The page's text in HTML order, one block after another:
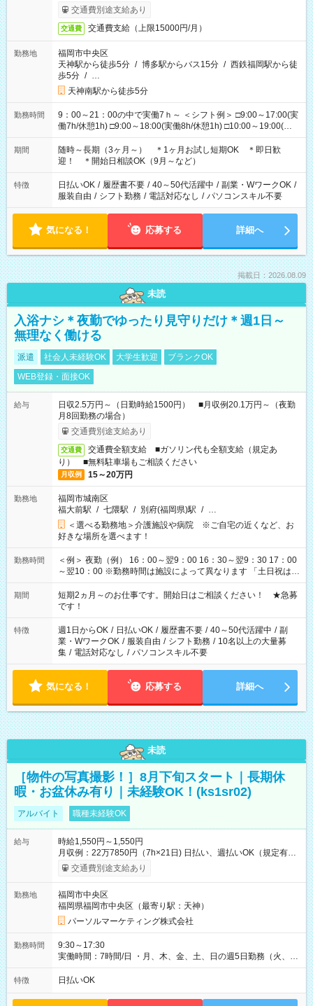
交通費別途支給あり
交通費 交通費支給（上限15000円/月）
勤務地
福岡市中央区
天神駅から徒歩5分 / 博多駅からバス15分 / 西鉄福岡駅から徒
歩5分 / …
天神南駅から徒歩5分
勤務時間
9：00～21：00の中で実働7ｈ～ ＜シフト例＞ □9:00～17:00(実
働7h/休憩1h) □9:00～18:00(実働8h/休憩1h) □10:00～19:00(実
働8h/休憩1h) □11:00～20:00(実働8h/休憩1h) □12:00～20:00(実
働7h/休憩1h) □12:00～21:00(実働7h/休憩1h) ＊固定OK ＊選べ
る時間帯！
期間
随時～長期（3ヶ月～） ＊1ヶ月お試し短期OK ＊即日歓
迎！ ＊開始日相談OK（9月～など）
特徴 日払いOK / 履歴書不要 / 40～50代活躍中 / 副業・WワークOK /
服装自由 / シフト勤務 / 電話対応なし / パソコンスキル不要
気になる！ 応募する 詳細へ
掲載日：2026.08.09
未読
入浴ナシ＊夜勤でゆったり見守りだけ＊週1日～
無理なく働ける
派遣 社会人未経験OK 大学生歓迎
ブランクOK
WEB登録・面接OK
給与
日収2.5万円～（日勤時給1500円） ■月収例20.1万円～（夜勤
月8回勤務の場合）
交通費別途支給あり
交通費
交通費全額支給 ■ガソリン代も全額支給（規定あ
り） ■無料駐車場もご相談ください
月収例 15～20万円
勤務地
福岡市城南区
福大前駅 / 七隈駅 / 別府(福岡県)駅 / …
＜選べる勤務地＞介護施設や病院 ※ご自宅の近くなど、お
好きな場所を選べます！
勤務時間
＜例＞ 夜勤（例） 16：00～翌9：00 16：30～翌9：30 17：00
～翌10：00 ※勤務時間は施設によって異なります 「土日祝は休
みたい」 「しっかり稼ぎたい」 「もう少し遅い時間から始めた
い」など ご希望にあったお仕事をご案内いたします。 ※未経験
の方の場合は1～2ヶ月間は日中での仕事を経験いただき、 お
仕事に慣れてからの夜勤になります。 ★家庭の都合でお休みが
必要な場合も遠慮なくご相談ください。
期間
短期2ヵ月～のお仕事です。開始日はご相談ください！ ★急募
です！
特徴 週1日からOK / 日払いOK / 履歴書不要 / 40～50代活躍中 / 副
業・WワークOK / 服装自由 / シフト勤務 / 10名以上の大量募
集 / 電話対応なし / パソコンスキル不要
気になる！ 応募する 詳細へ
未読
［物件の写真撮影！］8月下旬スタート｜長期休
暇・お盆休み有り｜未経験OK！(ks1sr02)
アルバイト 職種未経験OK
給与
時給1,550円～1,550円
月収例：22万7850円（7h×21日) 日払い、週払いOK（規定有
り） 【試用期間】試用期間なし
交通費別途支給あり
勤務地
福岡市中央区
福岡県福岡市中央区（最寄り駅：天神）
パーソルマーケティング株式会社
勤務時間
9:30～17:30
実働時間：7時間/日 ・月、木、金、土、日の週5日勤務（火、水
は固定休です／GW、お盆、年末年始等、長期休暇有り！） ・
ワンシフト！ ・残業ほぼナシ（0～5h/月）
特徴 日払いOK